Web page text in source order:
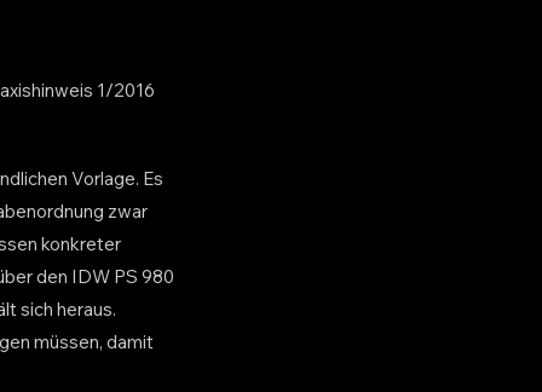
1/2016
Vorlage. Es
zwar
konkreter
den IDW PS 980
sich heraus.
müssen, damit